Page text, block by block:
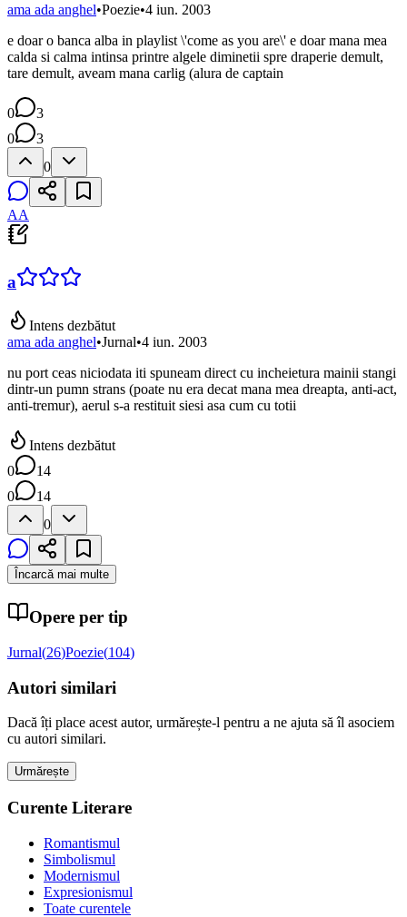
ama ada anghel•Poezie•4 iun. 2003
e doar o banca alba in playlist \'come as you are\' e doar mana mea
calda si calma intinsa printre algele diminetii spre draperie demult,
tare demult, aveam mana carlig (alura de captain
0
3
0
3
0
AA
a
Intens dezbătut
ama ada anghel•Jurnal•4 iun. 2003
nu port ceas niciodata iti spuneam direct cu incheietura mainii stangi
dintr-un pumn strans (poate nu era decat mana mea dreapta, anti-act,
anti-tremur), aerul s-a restituit siesi asa cum cu totii
Intens dezbătut
0
14
0
14
0
Încarcă mai multe
Opere per tip
Jurnal(26)Poezie(104)
Autori similari
Dacă îți place acest autor, urmărește-l pentru a ne ajuta să îl asociem
cu autori similari.
Urmărește
Curente Literare
Romantismul
Simbolismul
Modernismul
Expresionismul
Toate curentele